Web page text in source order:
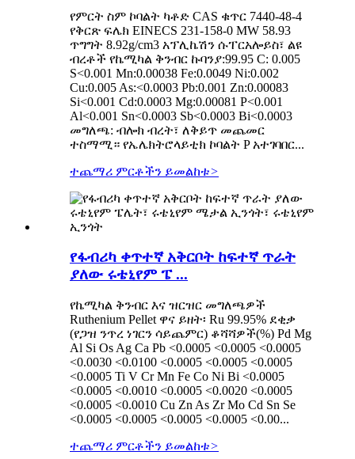
የምርት ስም ኮባልት ካቶድ CAS ቁጥር 7440-48-4
የቅርጽ ፍሌክ EINECS 231-158-0 MW 58.93
ጥግግት 8.92g/cm3 አፕሊኬሽን ሱፐርአሎይስ፣ ልዩ
ብረቶች የኬሚካል ቅንብር ኩባንያ:99.95 C: 0.005
S<0.001 Mn:0.00038 Fe:0.0049 Ni:0.002
Cu:0.005 As:<0.0003 Pb:0.001 Zn:0.00083
Si<0.001 Cd:0.0003 Mg:0.00081 P<0.001
Al<0.001 Sn<0.0003 Sb<0.0003 Bi<0.0003
መግለጫ: ብሎክ ብረት፣ ለቅይጥ መጨመር
ተስማሚ። የኤሌክትሮላይቲክ ኮባልት P አተገባበር...
ተጨማሪ ምርቶችን ይመልከቱ>
የፋብሪካ ቀጥተኛ አቅርቦት ከፍተኛ ጥራት
ያለው ሩቴኒየም ፔ ...
የኬሚካል ቅንብር እና ዝርዝር መግለጫዎች
Ruthenium Pellet ዋና ይዘት፡ Ru 99.95% ደቂቃ
(የጋዝ ንጥረ ነገርን ሳይጨምር) ቆሻሻዎች(%) Pd Mg
Al Si Os Ag Ca Pb <0.0005 <0.0005 <0.0005
<0.0030 <0.0100 <0.0005 <0.0005 <0.0005
<0.0005 Ti V Cr Mn Fe Co Ni Bi <0.0005
<0.0005 <0.0010 <0.0005 <0.0020 <0.0005
<0.0005 <0.0010 Cu Zn As Zr Mo Cd Sn Se
<0.0005 <0.0005 <0.0005 <0.0005 <0.00...
ተጨማሪ ምርቶችን ይመልከቱ>